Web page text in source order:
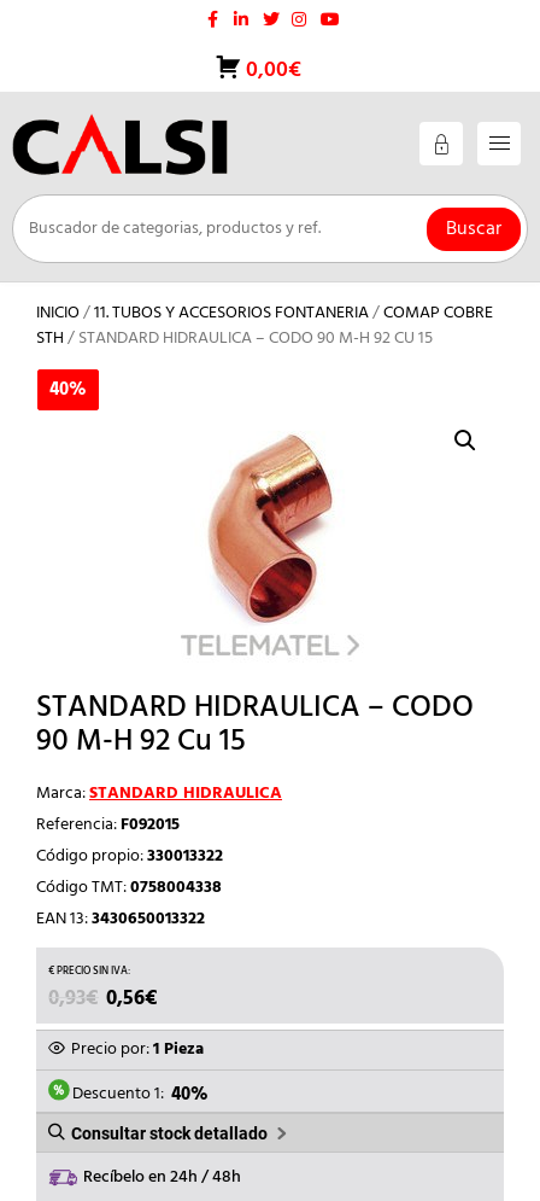
0,00€
Buscar
INICIO/11. TUBOS Y ACCESORIOS FONTANERIA/COMAP COBRE
STH/ STANDARD HIDRAULICA – CODO 90 M-H 92 CU 15
40%
STANDARD HIDRAULICA – CODO
90 M-H 92 Cu 15
Marca:STANDARD HIDRAULICA
Referencia:F092015
Código propio:330013322
Código TMT:0758004338
EAN 13:3430650013322
0,93€ EL
PRECIO
ORIGINAL
ERA:
0,93€.
0,56€
PRECIO
ACTUAL
ES:
0,56€.
Precio por:1 Pieza
Descuento 1: 40%
Consultar stock detallado
Recíbelo en 24h / 48h
40%